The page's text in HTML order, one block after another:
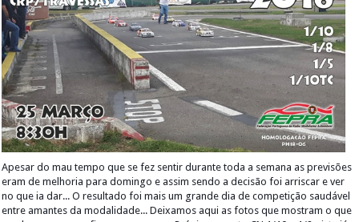
Apesar do mau tempo que se fez sentir durante toda a semana as previsões
eram de melhoria para domingo e assim sendo a decisão foi arriscar e ver
no que ia dar... O resultado foi mais um grande dia de competição saudável
entre amantes da modalidade... Deixamos aqui as fotos que mostram o que